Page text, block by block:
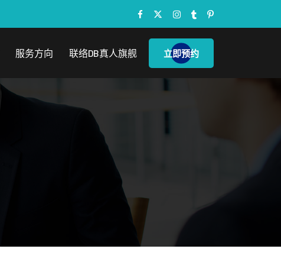
服务方向 联络DB真人旗舰 立即预约